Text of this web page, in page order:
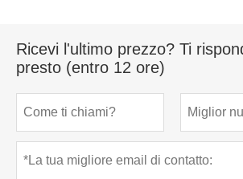
Ricevi l'ultimo prezzo? Ti
presto (entro 12 ore)